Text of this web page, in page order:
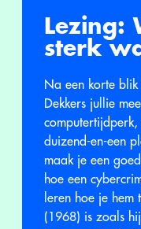
Lezing:
sterk
Na een korte blik
Dekkers jullie
duizend-en-een
maak je een
hoe een
leren hoe je hem
(1968) is zoals